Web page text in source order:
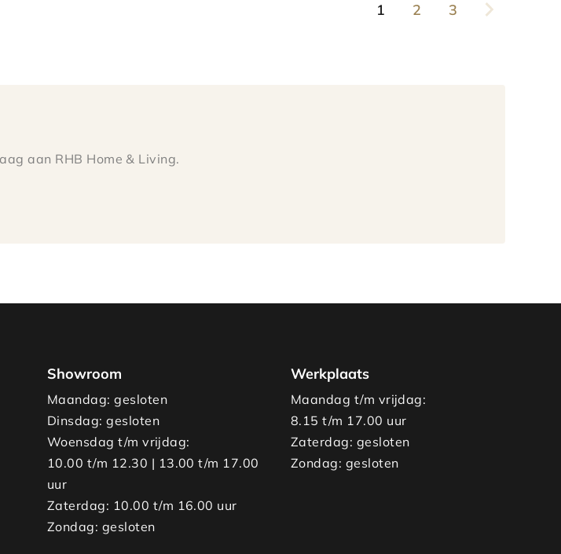
1 2 3
aan RHB Home & Living.
Showroom
Maandag: gesloten
Dinsdag: gesloten
Woensdag t/m vrijdag:
10.00 t/m 12.30 | 13.00 t/m 17.00
uur
Zaterdag: 10.00 t/m 16.00 uur
Zondag: gesloten
Werkplaats
Maandag t/m vrijdag:
8.15 t/m 17.00 uur
Zaterdag: gesloten
Zondag: gesloten